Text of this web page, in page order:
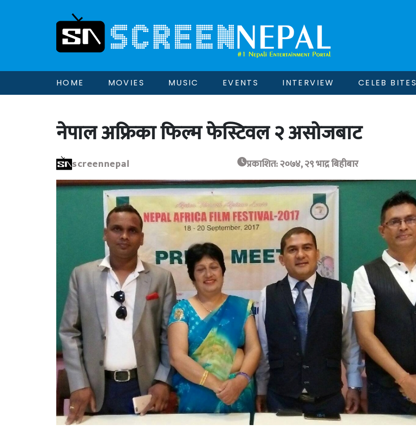
HOME MOVIES MUSIC EVENTS INTERVIEW CELEB BITES
नेपाल अफ्रिका फिल्म फेस्टिवल २ असोजबाट
screennepal प्रकाशित: २०७४, २९ भाद्र बिहीबार